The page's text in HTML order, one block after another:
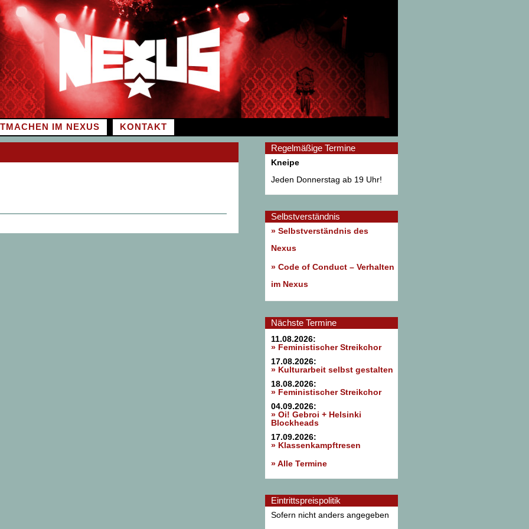
IM NEXUS KONTAKT
Regelmäßige Termine
Kneipe
Jeden Donnerstag ab 19 Uhr!
Selbstverständnis
» Selbstverständnis des
Nexus
» Code of Conduct – Verhalten
im Nexus
Nächste Termine
11.08.2026:
» Feministischer Streikchor
17.08.2026:
» Kulturarbeit selbst gestalten
18.08.2026:
» Feministischer Streikchor
04.09.2026:
» Oi! Gebroi + Helsinki
Blockheads
17.09.2026:
» Klassenkampftresen
» Alle Termine
Eintrittspreispolitik
Sofern nicht anders angegeben